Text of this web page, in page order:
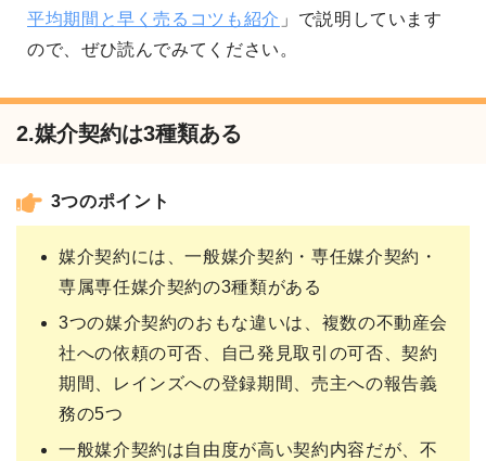
平均期間と早く売るコツも紹介 」で説明しています
ので、ぜひ読んでみてください。
2.媒介契約は3種類ある
3つのポイント
媒介契約には、一般媒介契約・専任媒介契約・
専属専任媒介契約の3種類がある
3つの媒介契約のおもな違いは、複数の不動産会
社への依頼の可否、自己発見取引の可否、契約
期間、レインズへの登録期間、売主への報告義
務の5つ
一般媒介契約は自由度が高い契約内容だが、不